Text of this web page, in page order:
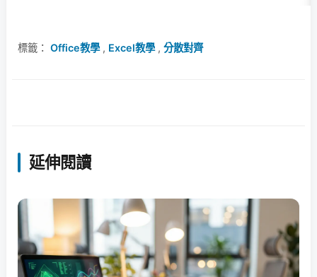
標籤： Office教學, Excel教學, 分散對齊
延伸閱讀